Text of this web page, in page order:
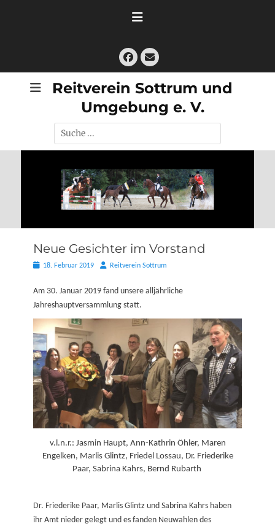
Facebook
E-
Mail
Reitverein Sottrum und
Umgebung e. V.
Suche
nach:
Neue Gesichter im Vorstand
Posted18. Februar 2019 AutorReitverein Sottrum
Am 30. Januar 2019 fand unsere alljährliche
Jahreshauptversammlung statt.
v.l.n.r.: Jasmin Haupt, Ann-Kathrin Öhler, Maren
Engelken, Marlis Glintz, Friedel Lossau, Dr. Friederike
Paar, Sabrina Kahrs, Bernd Rubarth
Dr. Friederike Paar, Marlis Glintz und Sabrina Kahrs haben
ihr Amt nieder gelegt und es fanden Neuwahlen des